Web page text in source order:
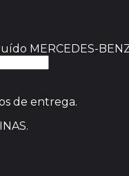
MERCEDES-
de entrega.